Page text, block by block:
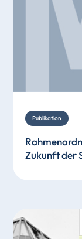
Publikation
Zukunft der